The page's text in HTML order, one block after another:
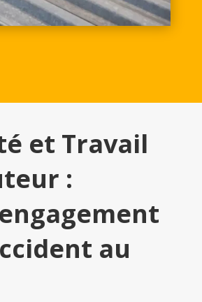
et Travail
:
au